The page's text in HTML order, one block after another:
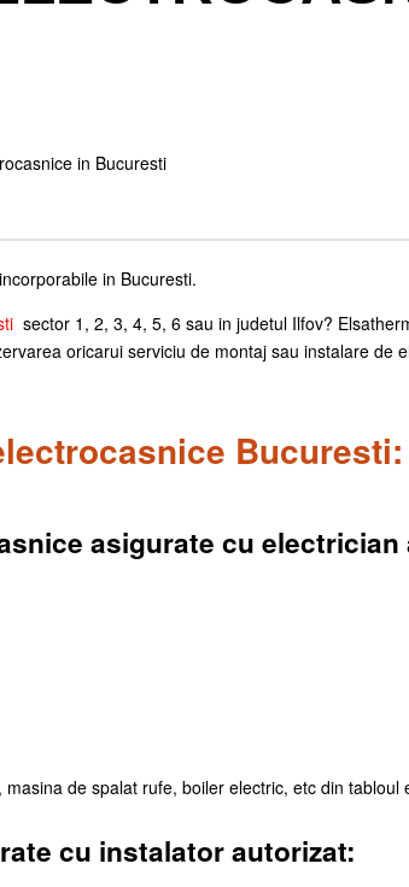
in Bucuresti.
sector 1, 2, 3, 4, 5, 6 sau in judetul Ilfov?
oricarui serviciu de montaj sau instalare de
Bucuresti:
asigurate cu electrician
de spalat rufe, boiler electric, etc din tabloul
cu instalator autorizat: